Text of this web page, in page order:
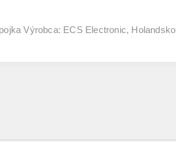
Výrobca: ECS Electronic, Holandsko